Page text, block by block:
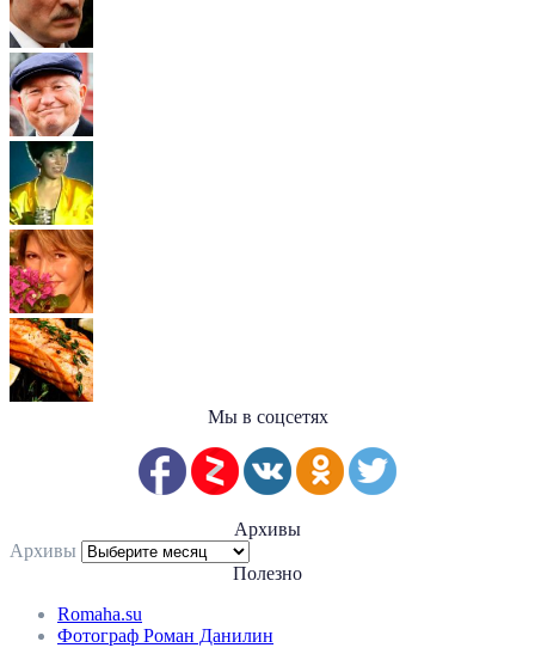
Мы в соцсетях
Архивы
Архивы
Полезно
Romaha.su
Фотограф Роман Данилин